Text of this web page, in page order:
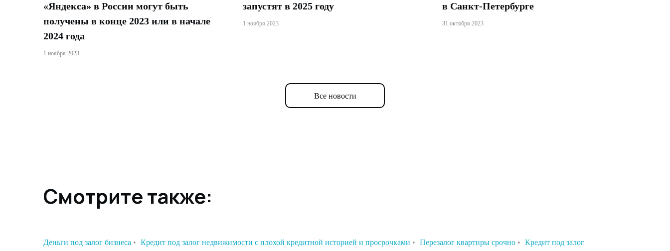
«Яндекса» в России могут быть
получены в конце 2023 или в начале
2024 года
1 ноября 2023
запустят в 2025 году
1 ноября 2023
в Санкт-Петербурге
31 октября 2023
Все новости
Смотрите также:
Деньги под залог бизнеса • Кредит под залог недвижимости с плохой кредитной историей и просрочками • Перезалог квартиры срочно • Кредит под залог